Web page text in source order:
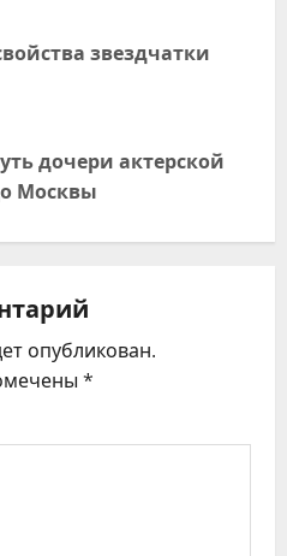
звездчатки
дочери актерской
Москвы
опубликован.
*